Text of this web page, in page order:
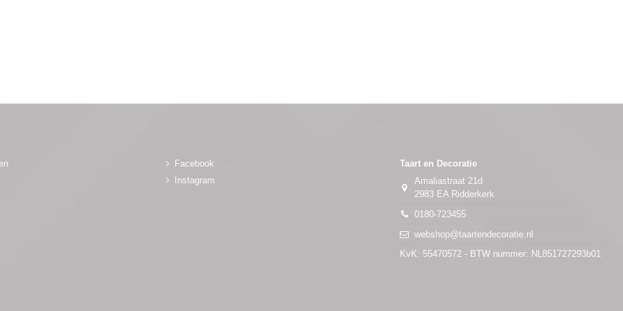
Facebook
Instagram
Taart en Decoratie
Amaliastraat 21d
2983 EA Ridderkerk
0180-723455
webshop@taartendecoratie.nl
KvK: 55470572 - BTW nummer: NL851727293b01